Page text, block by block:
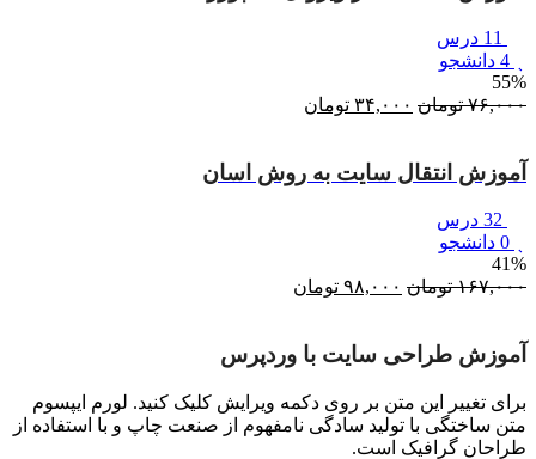
55%
۷۶,۰۰۰ تومان قیمت
بود.
۳۴,۰۰۰ تومان
آموزش انتقال سایت به روش اسان
41%
۱۶۷,۰۰۰ تومان قیمت
بود.
۹۸,۰۰۰ تومان
آموزش طراحی سایت با وردپرس
برای تغییر این متن بر روی دکمه ویرایش کلیک کنید. لورم ایپسوم
متن ساختگی با تولید سادگی نامفهوم از صنعت چاپ و با استفاده از
طراحان گرافیک است.